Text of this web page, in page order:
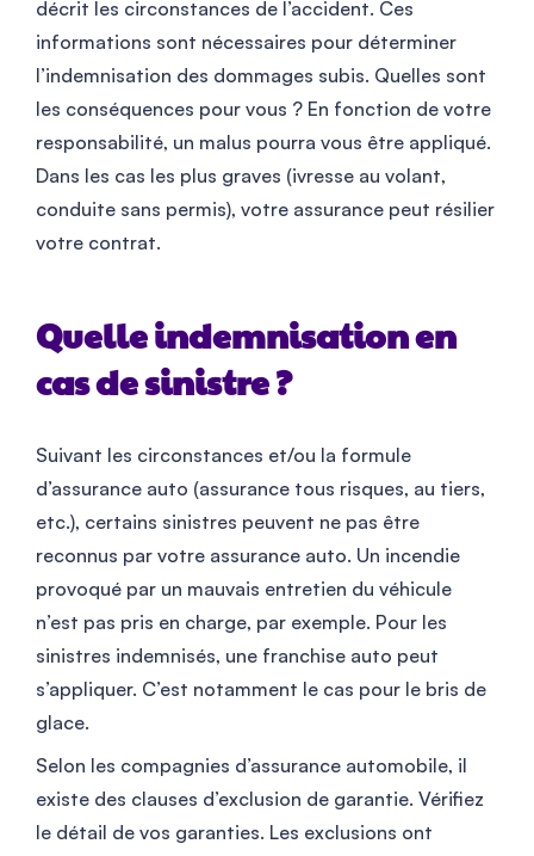
décrit les circonstances de l’accident. Ces
informations sont nécessaires pour déterminer
l’indemnisation des dommages subis. Quelles sont
les conséquences pour vous ? En fonction de votre
responsabilité, un malus pourra vous être appliqué.
Dans les cas les plus graves (ivresse au volant,
conduite sans permis), votre assurance peut résilier
votre contrat.
Quelle indemnisation en
cas de sinistre ?
Suivant les circonstances et/ou la formule
d’assurance auto (assurance tous risques, au tiers,
etc.), certains sinistres peuvent ne pas être
reconnus par votre assurance auto. Un incendie
provoqué par un mauvais entretien du véhicule
n’est pas pris en charge, par exemple. Pour les
sinistres indemnisés, une franchise auto peut
s’appliquer. C’est notamment le cas pour le bris de
glace.
Selon les compagnies d’assurance automobile, il
existe des clauses d’exclusion de garantie. Vérifiez
le détail de vos garanties. Les exclusions ont